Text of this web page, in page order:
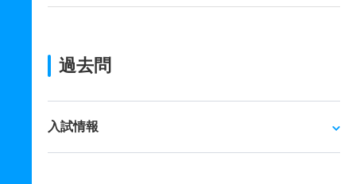
過去問
入試情報